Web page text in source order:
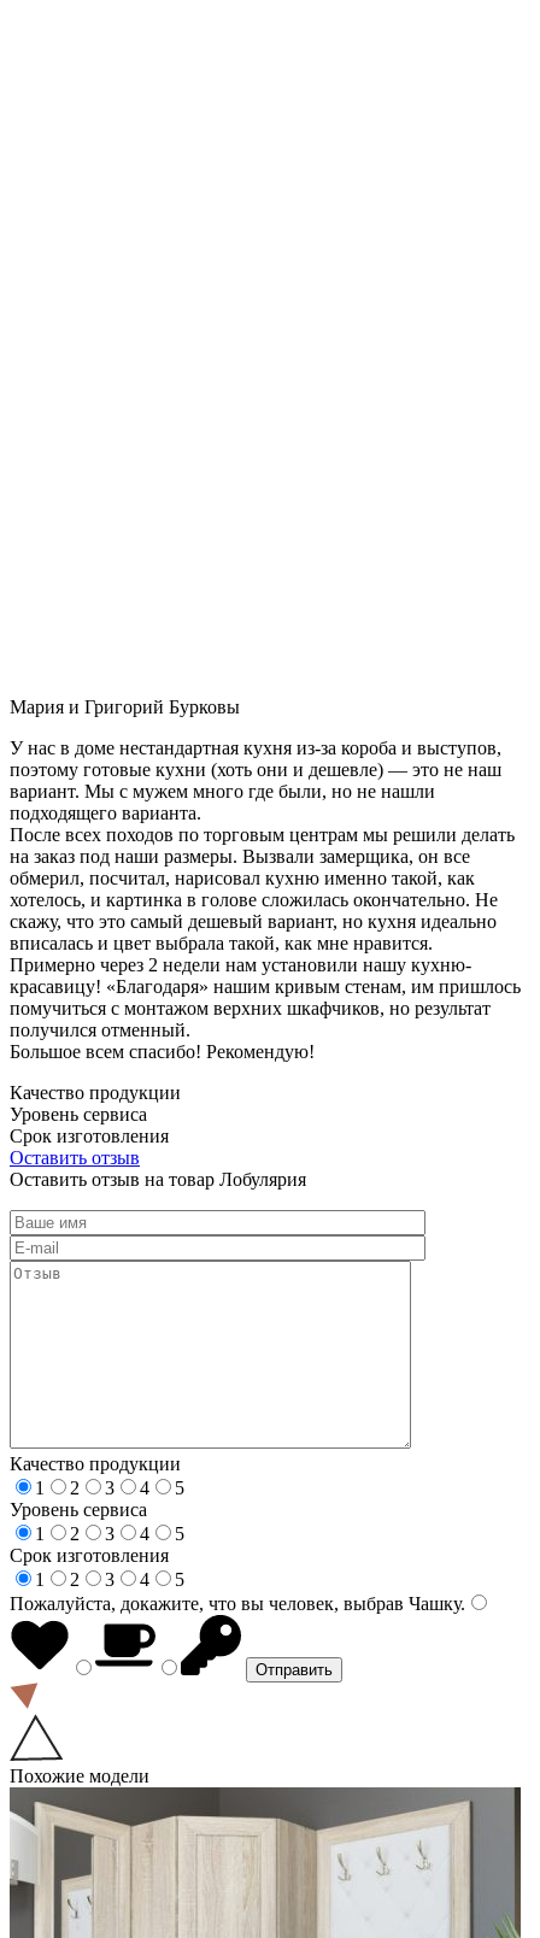
Мария и Григорий Бурковы
У нас в доме нестандартная кухня из-за короба и выступов,
поэтому готовые кухни (хоть они и дешевле) — это не наш
вариант. Мы с мужем много где были, но не нашли
подходящего варианта.
После всех походов по торговым центрам мы решили делать
на заказ под наши размеры. Вызвали замерщика, он все
обмерил, посчитал, нарисовал кухню именно такой, как
хотелось, и картинка в голове сложилась окончательно. Не
скажу, что это самый дешевый вариант, но кухня идеально
вписалась и цвет выбрала такой, как мне нравится.
Примерно через 2 недели нам установили нашу кухню-
красавицу! «Благодаря» нашим кривым стенам, им пришлось
помучиться с монтажом верхних шкафчиков, но результат
получился отменный.
Большое всем спасибо! Рекомендую!
Качество продукции
Уровень сервиса
Срок изготовления
Оставить отзыв
Оставить отзыв на товар Лобулярия
Качество продукции
1
2 3 4
5
Уровень сервиса
1
2 3 4
5
Срок изготовления
1
2 3 4
5
Пожалуйста, докажите, что вы человек, выбрав Чашку.
Похожие модели